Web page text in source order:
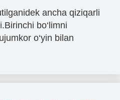
ancha qiziqarli
bo‘limni
o‘yin bilan